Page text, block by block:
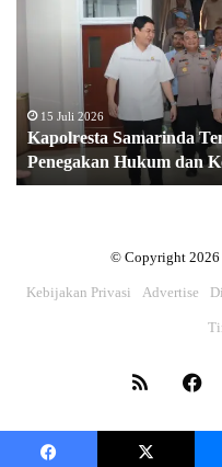
Penegakan
Hukum
dan
Koordinasi
Penanganan
15 Juli 2026
Kapolresta Samarinda
Penegakan Hukum dan
© Copyright 2026
Kebijakan Privasi Advertise
RSS